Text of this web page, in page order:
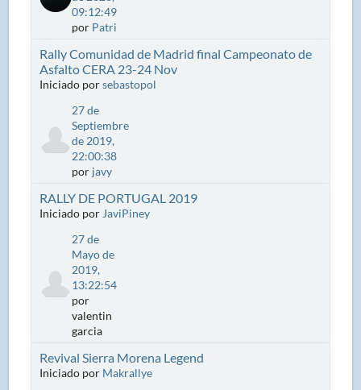
09:12:49
por Patri
Rally Comunidad de Madrid final Campeonato de
Asfalto CERA 23-24 Nov
Iniciado porsebastopol
27 de
Septiembre
de 2019,
22:00:38
por javy
RALLY DE PORTUGAL 2019
Iniciado por JaviPiney
27 de
Mayo de
2019,
13:22:54
por
valentin
garcia
Revival Sierra Morena Legend
Iniciado por Makrallye